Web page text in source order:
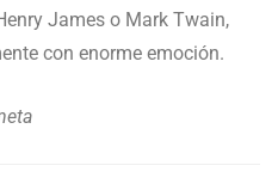
James o Mark Twain,
con enorme emoción.